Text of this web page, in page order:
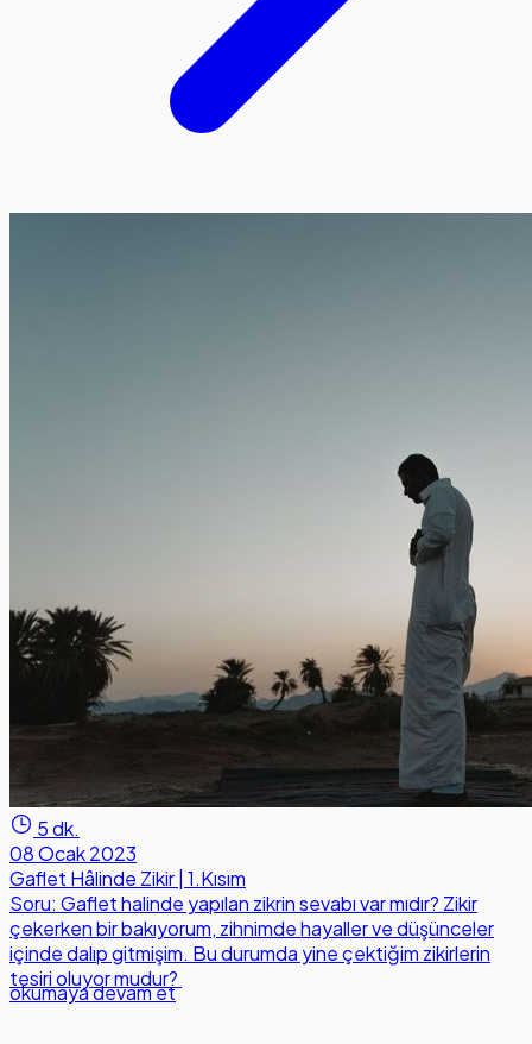
5 dk.
08 Ocak 2023
Gaflet Hâlinde Zikir | 1.Kısım
Soru: Gaflet halinde yapılan zikrin sevabı var mıdır? Zikir
çekerken bir bakıyorum, zihnimde hayaller ve düşünceler
içinde dalıp gitmişim. Bu durumda yine çektiğim zikirlerin
tesiri oluyor mudur?
okumaya devam et